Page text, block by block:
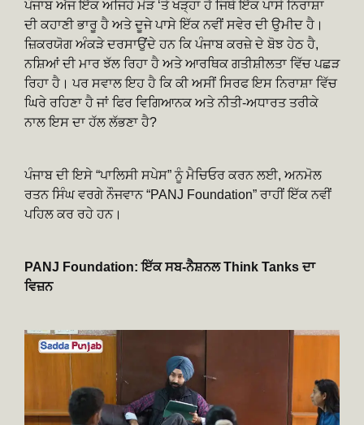
ਪੰਜਾਬ ਅੱਜ ਇੱਕ ਅਜਿਹੇ ਮੋੜ ‘ਤੇ ਖੜ੍ਹਾ ਹੈ ਜਿਥੇ ਇੱਕ ਪਾਸੇ ਨਿਰਾਸ਼ਾ
ਦੀ ਕਹਾਣੀ ਭਾਰੂ ਹੈ ਅਤੇ ਦੂਜੇ ਪਾਸੇ ਇੱਕ ਨਵੀਂ ਸਵੇਰ ਦੀ ਉਮੀਦ ਹੈ।
ਜ਼ਿਕਰਯੋਗ ਅੰਕੜੇ ਦਰਸਾਉਂਦੇ ਹਨ ਕਿ ਪੰਜਾਬ ਕਰਜ਼ੇ ਦੇ ਬੋਝ ਹੇਠ ਹੈ,
ਨਸ਼ਿਆਂ ਦੀ ਮਾਰ ਝੱਲ ਰਿਹਾ ਹੈ ਅਤੇ ਆਰਥਿਕ ਗਤੀਸ਼ੀਲਤਾ ਵਿੱਚ ਪਛੜ
ਰਿਹਾ ਹੈ। ਪਰ ਸਵਾਲ ਇਹ ਹੈ ਕਿ ਕੀ ਅਸੀਂ ਸਿਰਫ ਇਸ ਨਿਰਾਸ਼ਾ ਵਿੱਚ
ਘਿਰੇ ਰਹਿਣਾ ਹੈ ਜਾਂ ਫਿਰ ਵਿਗਿਆਨਕ ਅਤੇ ਨੀਤੀ-ਅਧਾਰਤ ਤਰੀਕੇ
ਨਾਲ ਇਸ ਦਾ ਹੱਲ ਲੱਭਣਾ ਹੈ?
ਪੰਜਾਬ ਦੀ ਇਸੇ “ਪਾਲਿਸੀ ਸਪੇਸ” ਨੂੰ ਮੈਚਿਓਰ ਕਰਨ ਲਈ, ਅਨਮੋਲ
ਰਤਨ ਸਿੰਘ ਵਰਗੇ ਨੌਜਵਾਨ “PANJ Foundation” ਰਾਹੀਂ ਇੱਕ ਨਵੀਂ
ਪਹਿਲ ਕਰ ਰਹੇ ਹਨ।
PANJ Foundation: ਇੱਕ ਸਬ-ਨੈਸ਼ਨਲ Think Tanks ਦਾ
ਵਿਜ਼ਨ